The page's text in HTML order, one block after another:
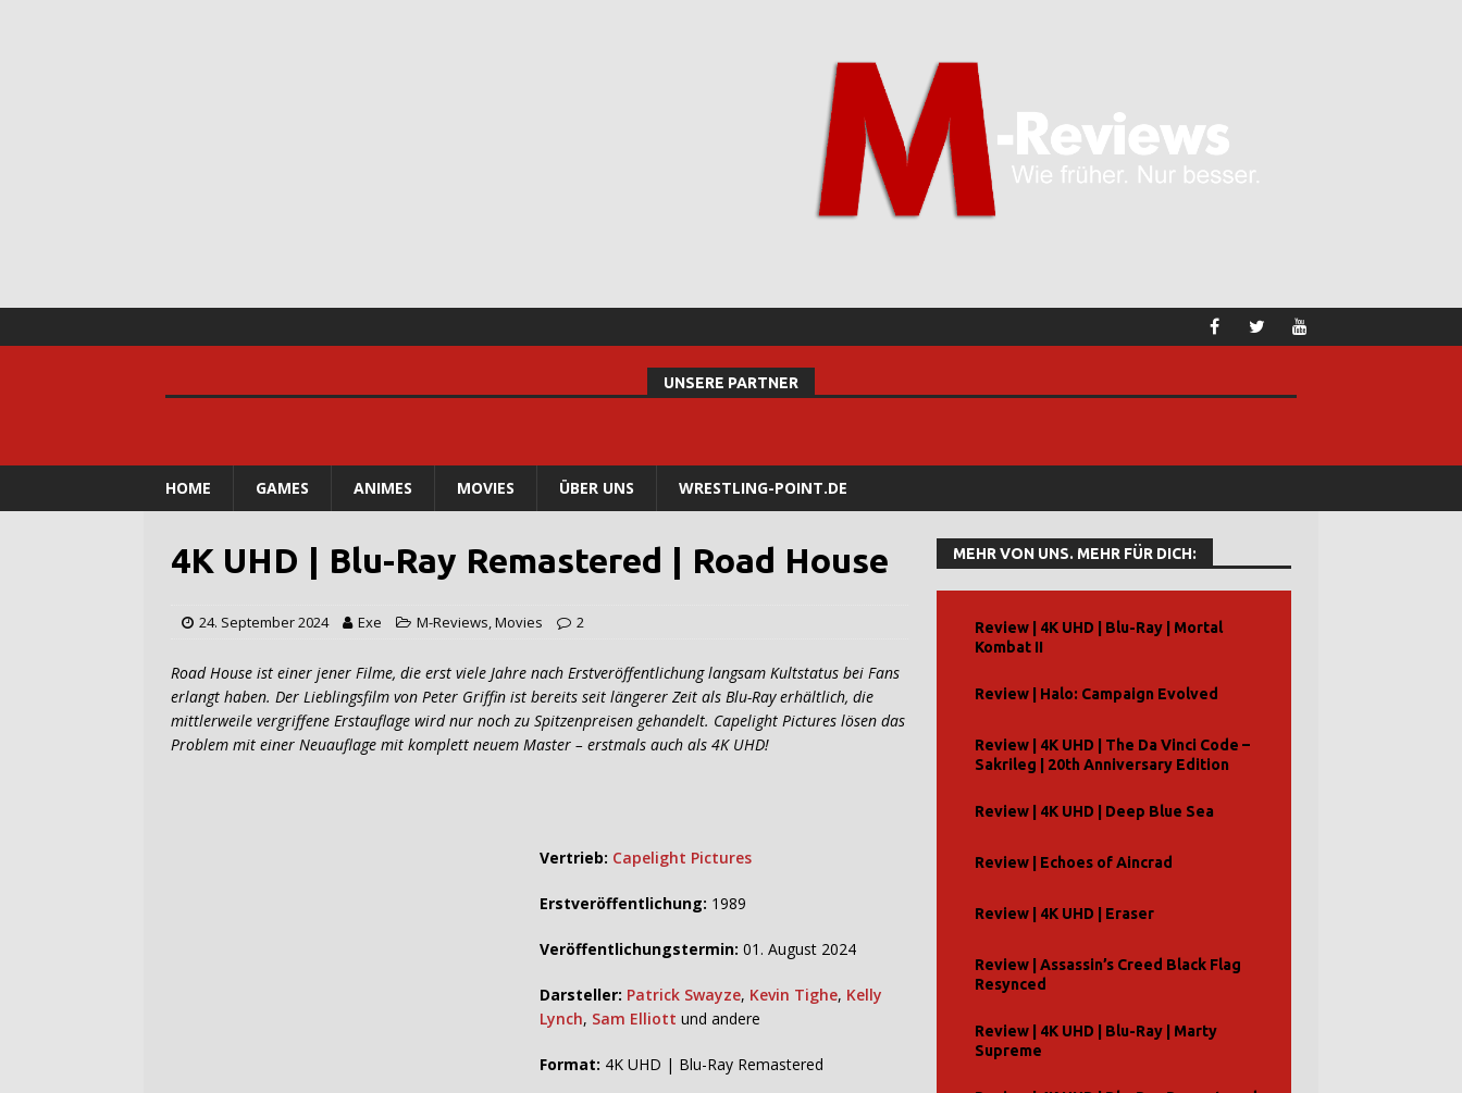
UNSERE PARTNER
HOME GAMES ANIMES MOVIES ÜBER UNS WRESTLING-POINT.DE
4K UHD | Blu-Ray Remastered | Road House
24. September 2024 Exe M-Reviews,Movies 2
Road House ist einer jener Filme, die erst viele Jahre nach Erstveröffentlichung langsam Kultstatus bei Fans
erlangt haben. Der Lieblingsfilm von Peter Griffin ist bereits seit längerer Zeit als Blu-Ray erhältlich, die
mittlerweile vergriffene Erstauflage wird nur noch zu Spitzenpreisen gehandelt. Capelight Pictures lösen das
Problem mit einer Neuauflage mit komplett neuem Master – erstmals auch als 4K UHD!
Vertrieb: Capelight Pictures
Erstveröffentlichung: 1989
Veröffentlichungstermin: 01. August 2024
Darsteller: Patrick Swayze, Kevin Tighe, Kelly
Lynch, Sam Elliott und andere
Format: 4K UHD | Blu-Ray Remastered
MEHR VON UNS. MEHR FÜR DICH:
Review | 4K UHD | Blu-Ray | Mortal
Kombat II
Review | Halo: Campaign Evolved
Review | 4K UHD | The Da Vinci Code –
Sakrileg | 20th Anniversary Edition
Review | 4K UHD | Deep Blue Sea
Review | Echoes of Aincrad
Review | 4K UHD | Eraser
Review | Assassin’s Creed Black Flag
Resynced
Review | 4K UHD | Blu-Ray | Marty
Supreme